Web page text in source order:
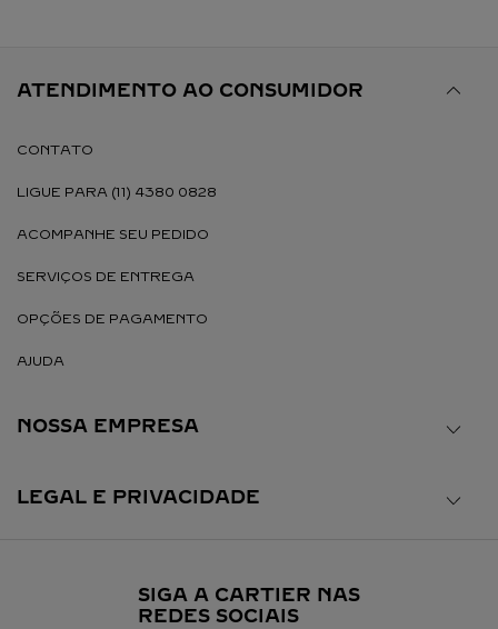
ATENDIMENTO AO CONSUMIDOR
CONTATO
LIGUE PARA (11) 4380 0828
ACOMPANHE SEU PEDIDO
SERVIÇOS DE ENTREGA
OPÇÕES DE PAGAMENTO
AJUDA
NOSSA EMPRESA
LEGAL E PRIVACIDADE
SIGA A CARTIER NAS
REDES SOCIAIS